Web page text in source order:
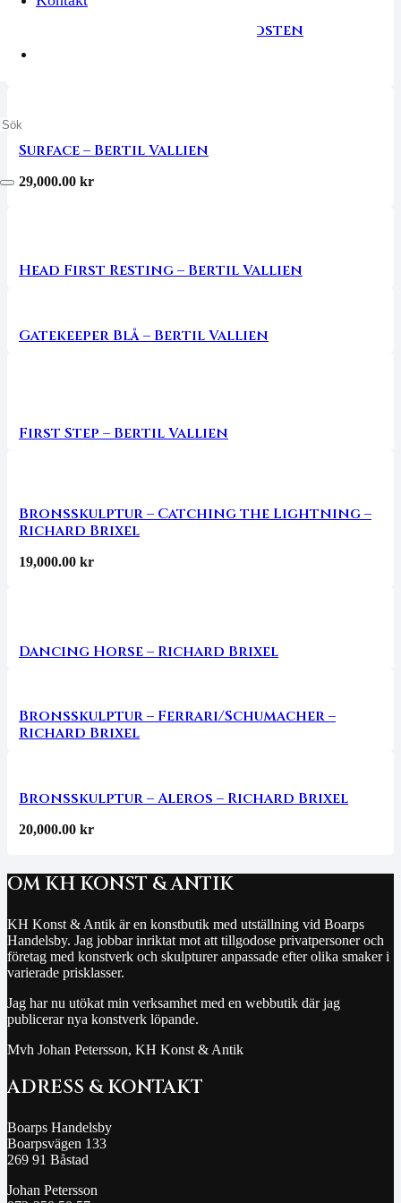
Old Man of Hoy – Claes Grundsten
18,000.00
Surface – Bertil Vallien
29,000.00 kr
Head First Resting – Bertil Vallien
Gatekeeper Blå – Bertil Vallien
First Step – Bertil Vallien
Bronsskulptur – Catching the Lightning –
Richard Brixel
19,000.00 kr
Dancing Horse – Richard Brixel
Bronsskulptur – Ferrari/Schumacher –
Richard Brixel
Bronsskulptur – Aleros – Richard Brixel
20,000.00 kr
OM KH KONST & ANTIK
KH Konst & Antik är en konstbutik med utställning vid Boarps
Handelsby. Jag jobbar inriktat mot att tillgodose privatpersoner och
företag med konstverk och skulpturer anpassade efter olika smaker i
varierade prisklasser.
Jag har nu utökat min verksamhet med en webbutik där jag
publicerar nya konstverk löpande.
Mvh Johan Petersson, KH Konst & Antik
ADRESS & KONTAKT
Boarps Handelsby
Boarpsvägen 133
269 91 Båstad
Johan Petersson